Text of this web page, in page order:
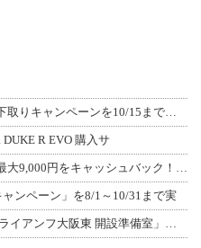
DUKE R EVO 購入サ
ンペーン」を8/1～10/31まで実